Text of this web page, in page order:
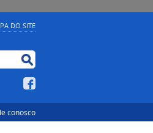
DO SITE
conosco